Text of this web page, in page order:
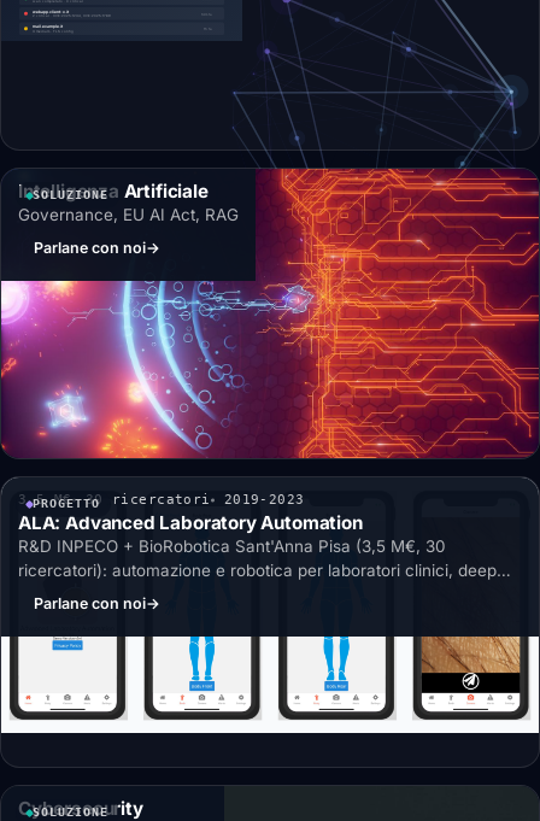
SOLUZIONE
Intelligenza Artificiale
Governance, EU AI Act, RAG
Parlane con noi→
PROGETTO
3,5 M€ 30 ricercatori 2019-2023
ALA: Advanced Laboratory Automation
R&D INPECO + BioRobotica Sant'Anna Pisa (3,5 M€, 30
ricercatori): automazione e robotica per laboratori clinici, deep
learning su lesioni cutanee.
Parlane con noi→
SOLUZIONE
Cybersecurity